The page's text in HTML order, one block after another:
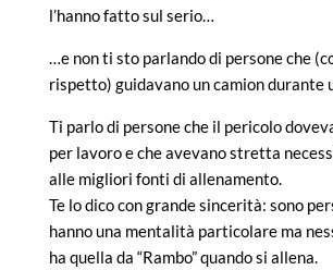
l’hanno fatto sul serio…
…e non ti sto parlando di persone che
rispetto) guidavano un camion durante
Ti parlo di persone che il pericolo
per lavoro e che avevano stretta
alle migliori fonti di allenamento.
Te lo dico con grande sincerità: sono
hanno una mentalità particolare ma
ha quella da “Rambo” quando si allena.